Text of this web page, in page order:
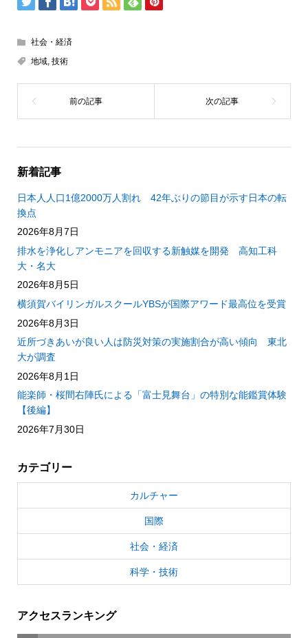
社会・経済
地域, 技術
新着記事
日本人人口1億2000万人割れ 42年ぶりの節目が示す日本の転
換点
2026年8月7日
排水を浄化しアンモニアを回収する新触媒を開発 高知工科
大・名大
2026年8月5日
横須賀バイリンガルスクールYBSが国際アワード最高位を受賞
2026年8月3日
近所づきあいが良い人は防災対策の実施割合が高い傾向 東北
大が調査
2026年8月1日
能楽師・桜間右陣氏による「富士見舞台」の特別な能鑑賞体験
【後編】
2026年7月30日
カテゴリー
カルチャー
国際
社会・経済
科学・技術
アクセスランキング